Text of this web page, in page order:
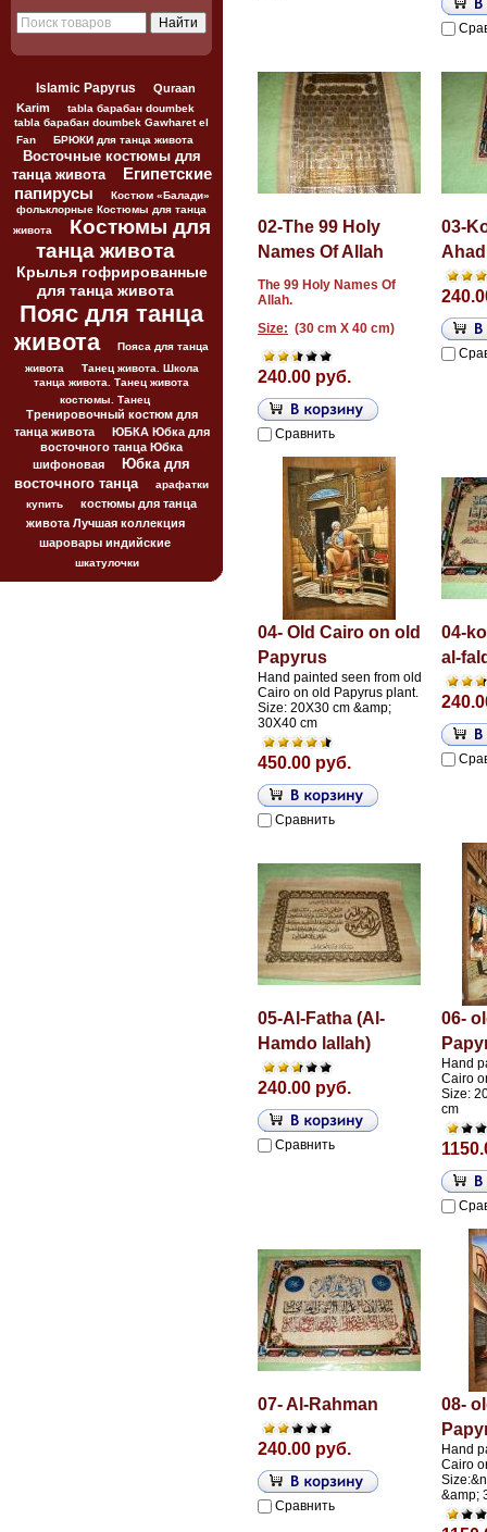
Islamic Papyrus
Quraan
Karim
tabla барабан doumbek
tabla барабан doumbek Gawharet el
Fan
БРЮКИ для танца живота
Восточные костюмы для
танца живота
Египетские
папирусы
Костюм «Балади»
фольклорные Костюмы для танца
живота
Костюмы для
танца живота
Крылья гофрированные
для танца живота
Пояс для танца
живота
Пояса для танца
живота
Танец живота. Школа
танца живота. Танец живота
костюмы. Танец
Тренировочный костюм для
танца живота
ЮБКА Юбка для
восточного танца Юбка
шифоновая
Юбка для
восточного танца
арафатки
купить
костюмы для танца
живота Лучшая коллекция
шаровары индийские
шкатулочки
02-The 99 Holy
Names Of Allah
The 99 Holy Names Of
Allah.
Size: (30 cm X 40 cm)
240.00 руб.
Сравнить
03-
Ahad
04- Old Cairo on old
Papyrus
Hand painted seen from old
Cairo on old Papyrus plant.
Size: 20X30 cm &amp;
30X40 cm
450.00 руб.
Сравнить
04-
al-
05-Al-Fatha (Al-
Hamdo lallah)
240.00 руб.
Сравнить
06-
Hand
Cairo
Size:
cm
07- Al-Rahman
240.00 руб.
Сравнить
08-
Hand
Cairo
&amp;